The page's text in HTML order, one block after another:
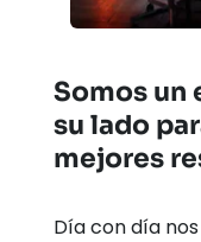
Somos un
su lado
mejores
Día con día